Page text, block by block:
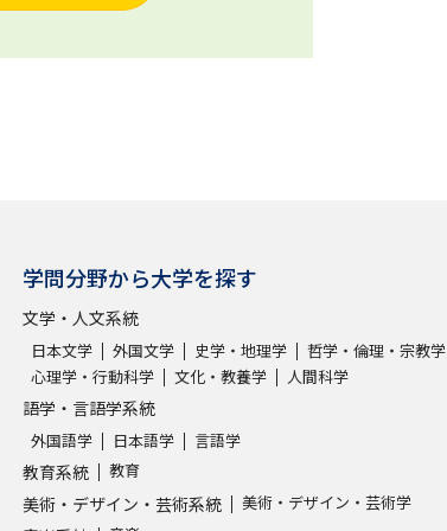
学問分野から大学を探す
文学・人文系統
日本文学 外国文学 史学・地理学
哲学・倫理・宗教学
心理学・行動科学
文化・教養学 人間科学
語学・言語学系統
外国語学 日本語学 言語学
教育系統 教育
美術・デザイン・芸術系統 美術・デザイン・芸術学